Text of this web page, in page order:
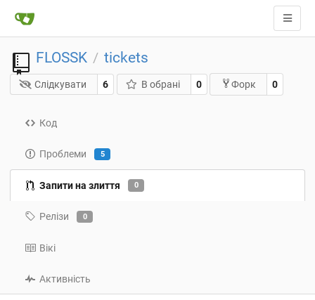
FLOSSK / tickets
Слідкувати 6 В обрані 0 Форк 0
Код
Проблеми 5
Запити на злиття 0
Релізи 0
Вікі
Активність